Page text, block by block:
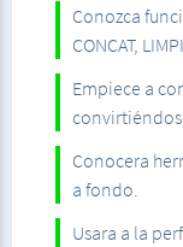
con ejemplos
Veremos como
personalizado,
condicional, y,
ejemplo, para
dentro de un
Aprenderemos a
Conozca
CONCAT,
Empiece a
Conocera
a fondo.
Usara a la